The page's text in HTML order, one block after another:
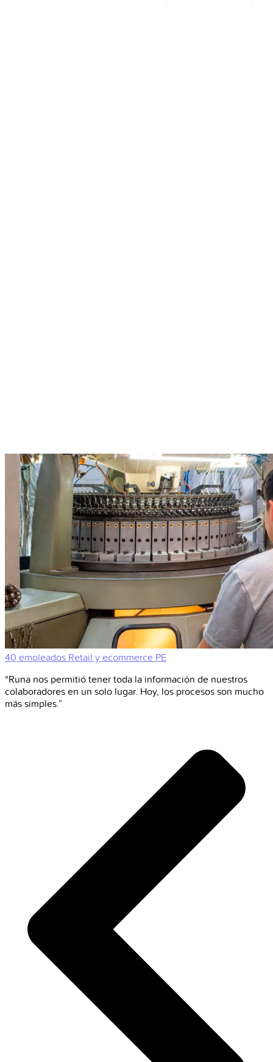
40 empleados Retail y ecommerce PE
“Runa nos permitió tener toda la información de nuestros
colaboradores en un solo lugar. Hoy, los procesos son mucho
más simples.”